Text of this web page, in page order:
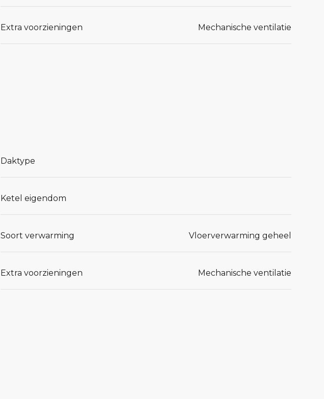
Extra voorzieningen Mechanische ventilatie
Daktype
Ketel eigendom
Soort verwarming Vloerverwarming geheel
Extra voorzieningen Mechanische ventilatie